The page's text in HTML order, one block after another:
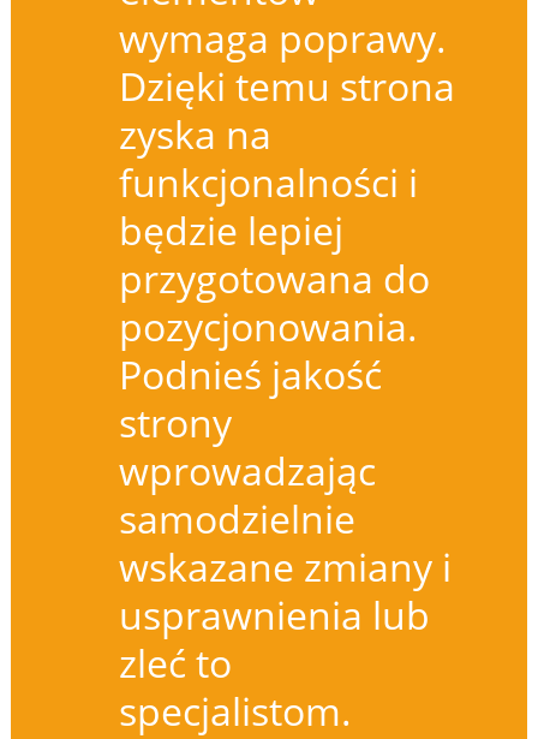
wymaga poprawy.
Dzięki temu strona
zyska na
funkcjonalności i
będzie lepiej
przygotowana do
pozycjonowania.
Podnieś jakość
strony
wprowadzając
samodzielnie
wskazane zmiany i
usprawnienia lub
zleć to
specjalistom.